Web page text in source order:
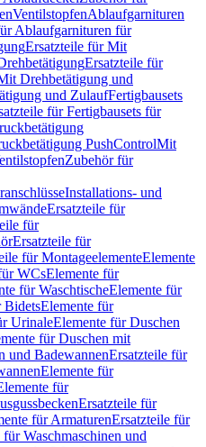
VentilstopfenAblaufgarnituren
Ablaufgarnituren für
Ersatzteile für Mit
Ersatzteile für
Drehbetätigung und
und ZulaufFertigbausets
für Fertigbausets für
PushControlMit
Zubehör für
Installations- und
Ersatzteile für
für
Ersatzteile für
für MontageelementeElemente
WCsElemente für
für WaschtischeElemente für
BidetsElemente für
UrinaleElemente für Duschen
für Duschen mit
und BadewannenErsatzteile für
Elemente für
für
Ersatzteile für
für ArmaturenErsatzteile für
für Waschmaschinen und